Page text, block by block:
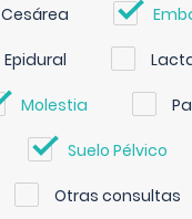
Cesárea
Epidural
Molestia
Suelo Pélvico
Otras consultas